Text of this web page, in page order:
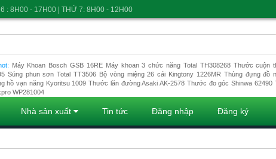
Máy Khoan Bosch GSB 16RE Máy khoan 3 chức năng Total TH308268 Thước cuộn
Súng phun sơn Total TT3506 Bộ vòng miệng 26 cái Kingtony 1226MR Thùng đựng đồ
hồ vạn năng Kyoritsu 1009 Thước lăn đường Asaki AK-2578 Thước đo góc Shinwa 62490
WP281004
Nhà sản xuất Tin tức Đăng nhập Đăng ký
: 8H00 - 17H00 | THỨ 7: 8H00 - 12H00